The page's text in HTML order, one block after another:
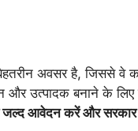
अवसर है, जिससे वे कम
और उत्पादक बनाने के
आवेदन करें और सरकार